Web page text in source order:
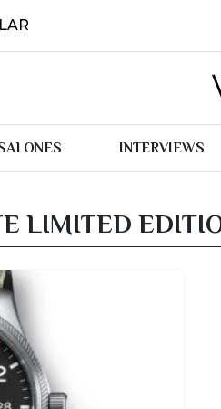
INTERVIEWS
LIMITED